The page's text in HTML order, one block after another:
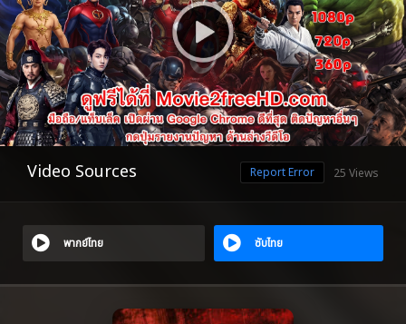
Video Sources 25 Views
Report Error
พากย์ไทย ซับไทย